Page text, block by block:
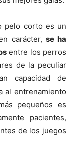
pelo corto es un
carácter, se ha
entre los perros
de la peculiar
capacidad de
al entrenamiento
pequeños es
pacientes,
de los juegos